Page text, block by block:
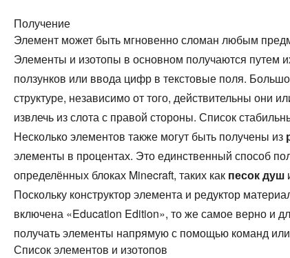
Получение
Элемент может быть мгновенно сломан любым
Элементы и изотопы в основном получаются путем
ползунков или ввода цифр в текстовые поля.
структуре, независимо от того, действительны они
извлечь из слота с правой стороны. Список
Несколько элементов также могут быть получены из
элементы в процентах. Это единственный способ
определённых блоках Minecraft, таких как песок душ
Поскольку конструктор элемента и редуктор
включена «Education Edition», то же самое верно и
получать элементы напрямую с помощью команд или
Список элементов и изотопов